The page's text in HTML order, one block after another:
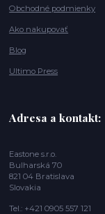
Obchodné podmienky
Ako nakupovať
Blog
Ultimo Press
Adresa a kontakt:
Eastone s.r.o.
Bulharská 70
821 04 Bratislava
Slovakia
Tel.: +421 0905 557 121